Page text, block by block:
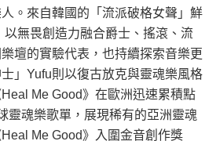
。來自韓國的「流派破格女聲」鮮
無畏創造力融合爵士、搖滾、流
壇的實驗代表，也持續探索音樂更
」Yufu則以復古放克與靈魂樂風格
Me Good》在歐洲迅速累積點
靈魂樂歌單，展現稀有的亞洲靈魂
Me Good》入圍金音創作獎